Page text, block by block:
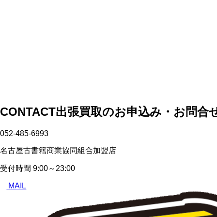
CONTACT出張買取のお申込み・お問合
052-485-6993
名古屋古書籍商業協同組合加盟店
受付時間 9:00～23:00
MAIL